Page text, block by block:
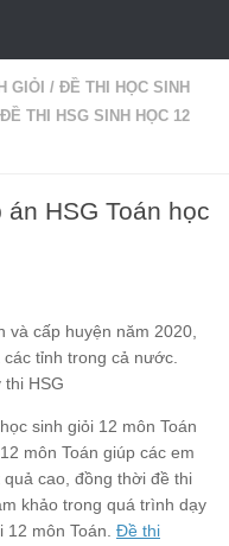
GIỎI / ĐỀ THI HỌC SINH
ĐỀ THI HSG SINH HỌC 12
HSG Toán học
và cấp huyện năm 2020,
tỉnh trong cả nước.
HSG
sinh giỏi 12 môn Toán
môn Toán giúp các em
cao, đồng thời đề thi
khảo trong quá trình dạy
12 môn Toán. Đề thi